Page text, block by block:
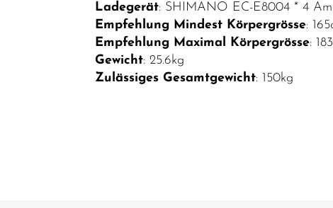
Ladegerät: SHIMANO EC-E8004 * 4
Empfehlung Mindest Körpergrösse:
Empfehlung Maximal Körpergrösse:
Gewicht: 25.6kg
Zulässiges Gesamtgewicht: 150kg